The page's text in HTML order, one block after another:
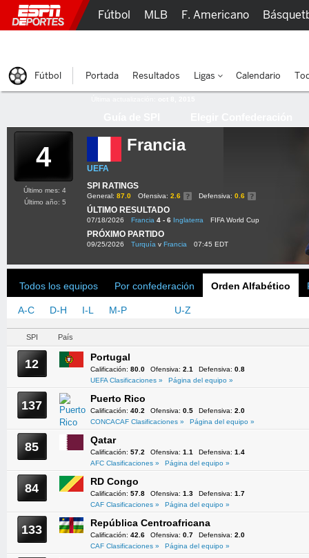
4 Francia
UEFA
SPI RATINGS
General: 87.0 Ofensiva: 2.6 Defensiva: 0.6
ÚLTIMO RESULTADO
07/18/2026 Francia 4 - 6 Inglaterra FIFA World Cup
PRÓXIMO PARTIDO
09/25/2026 Turquía v Francia 07:45 EDT
Último mes: 4
Último año: 5
Todos los equipos Por confederación Orden Alfabético
A-C D-H I-L M-P U-Z
SPI País
12 Portugal
Calificación: 80.0 Ofensiva: 2.1 Defensiva: 0.8
UEFA Clasificaciones »
Página del equipo »
137 Puerto Rico
Calificación: 40.2 Ofensiva: 0.5 Defensiva: 2.0
CONCACAF Clasificaciones »
Página del equipo »
85 Qatar
Calificación: 57.2 Ofensiva: 1.1 Defensiva: 1.4
AFC Clasificaciones »
Página del equipo »
84 RD Congo
Calificación: 57.8 Ofensiva: 1.3 Defensiva: 1.7
CAF Clasificaciones »
Página del equipo »
133 República Centroafricana
Calificación: 42.6 Ofensiva: 0.7 Defensiva: 2.0
CAF Clasificaciones »
Página del equipo »
Fútbol MLB F. Americano
Fútbol Portada Resultados Ligas Calendario